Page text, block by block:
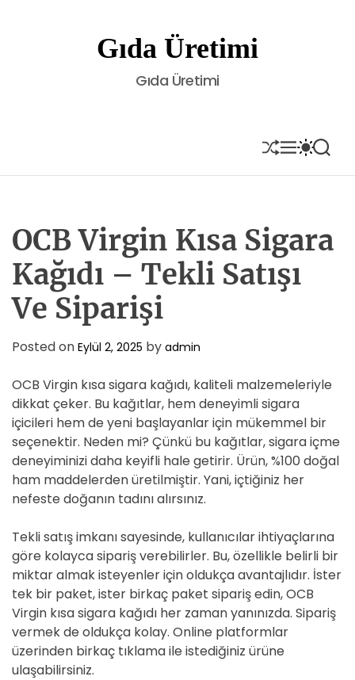
t
Gıda Üretimi
Gıda Üretimi
S
H
U
E
M
E
N
S
W
I
C
O
O
R
S
E
A
OCB Virgin Kısa Sigara
Kağıdı – Tekli Satışı
Ve Siparişi
Posted on Eylül 2, 2025 by admin
OCB Virgin kısa sigara kağıdı, kaliteli malzemeleriyle
dikkat çeker. Bu kağıtlar, hem deneyimli sigara
içicileri hem de yeni başlayanlar için mükemmel bir
seçenektir. Neden mi? Çünkü bu kağıtlar, sigara içme
deneyiminizi daha keyifli hale getirir. Ürün, %100 doğal
ham maddelerden üretilmiştir. Yani, içtiğiniz her
nefeste doğanın tadını alırsınız.
Tekli satış imkanı sayesinde, kullanıcılar ihtiyaçlarına
göre kolayca sipariş verebilirler. Bu, özellikle belirli bir
miktar almak isteyenler için oldukça avantajlıdır. İster
tek bir paket, ister birkaç paket sipariş edin, OCB
Virgin kısa sigara kağıdı her zaman yanınızda. Sipariş
vermek de oldukça kolay. Online platformlar
üzerinden birkaç tıklama ile istediğiniz ürüne
ulaşabilirsiniz.